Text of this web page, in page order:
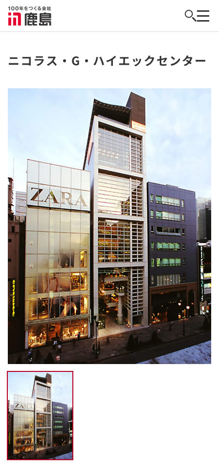
ニコラス・G・ハイエックセンター